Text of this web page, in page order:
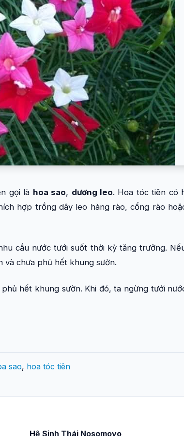
gọi là hoa sao, dương leo. Hoa tóc tiên có
hợp trồng dây leo hàng rào, cổng rào
cầu nước tưới suốt thời kỳ tăng trưởng.
và chưa phủ hết khung sườn.
hết khung sườn. Khi đó, ta ngừng tưới
sao, hoa tóc tiên
Hệ Sinh Thái Nosomovo